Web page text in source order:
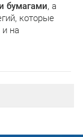
бумагами, а
которые
на